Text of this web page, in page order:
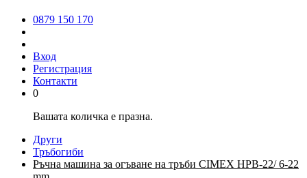
0879 150 170
Вход
Регистрация
Контакти
0
Вашата количка е празна.
Други
Тръбогиби
Ръчна машина за огъване на тръби CIMEX HPB-22/ 6-22